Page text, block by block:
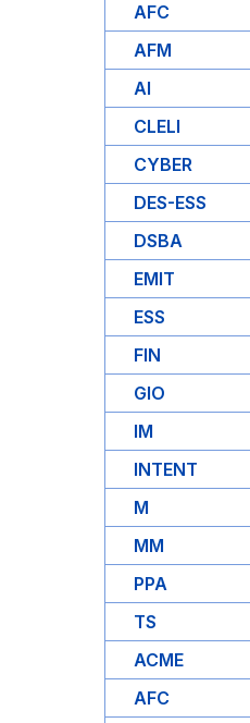
AFC
AFM
AI
CLELI
CYBER
DES-ESS
DSBA
EMIT
ESS
FIN
GIO
IM
INTENT
M
MM
PPA
TS
ACME
AFC